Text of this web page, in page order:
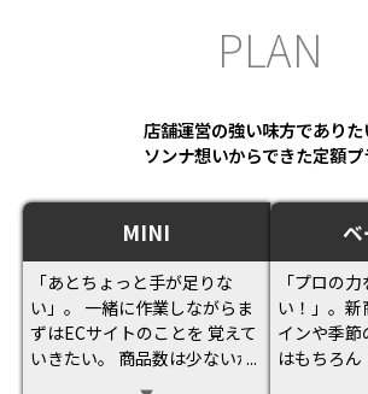
PLAN
店舗運営の強い味方でありた
ソンナ想いからできた定額
MINI
「あとちょっと手が足りな
い」。 一緒に作業しながらま
ずはECサイトのことを 覚えて
いきたい。 商品数は少ないが
ベ
「プロの
い！」。
インや季節
はもちろ